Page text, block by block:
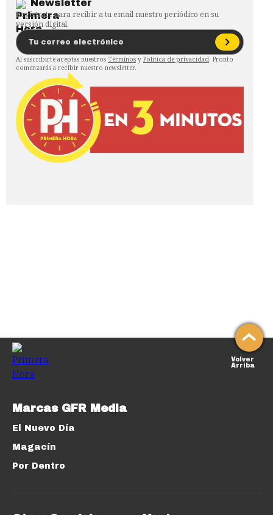
Newsletter
Regístrate para recibir a tu email nuestro periódico en su
versión digital.
Al suscribirte aceptas nuestros Términos y Política de privacidad. Pronto
comenzarás a recibir nuestro newsletter.
Volver
Arriba
Marcas GFR Media
El Nuevo Día
Magacín
Por Dentro